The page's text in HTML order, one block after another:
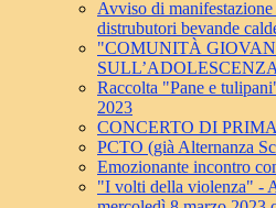
Avviso di
distrubutori bevande
"COMUNITÀ
Raccolta "Pane e
2023
CONCERTO DI
PCTO (già Alternanza
Emozionante incontro
"I volti della violenza" -